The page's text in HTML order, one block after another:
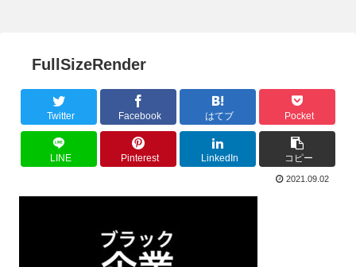
FullSizeRender
Twitter Facebook はてブ Pocket
LINE Pinterest LinkedIn コピー
2021.09.02